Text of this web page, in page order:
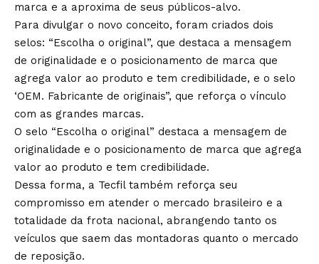
marca e a aproxima de seus públicos-alvo.
Para divulgar o novo conceito, foram criados dois
selos: “Escolha o original”, que destaca a mensagem
de originalidade e o posicionamento de marca que
agrega valor ao produto e tem credibilidade, e o selo
‘OEM. Fabricante de originais”, que reforça o vínculo
com as grandes marcas.
O selo “Escolha o original” destaca a mensagem de
originalidade e o posicionamento de marca que agrega
valor ao produto e tem credibilidade.
Dessa forma, a Tecfil também reforça seu
compromisso em atender o mercado brasileiro e a
totalidade da frota nacional, abrangendo tanto os
veículos que saem das montadoras quanto o mercado
de reposição.